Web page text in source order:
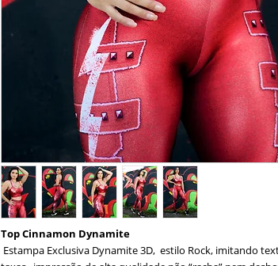
Top Cinnamon Dynamite
Estampa Exclusiva Dynamite 3D, estilo Rock, imitando